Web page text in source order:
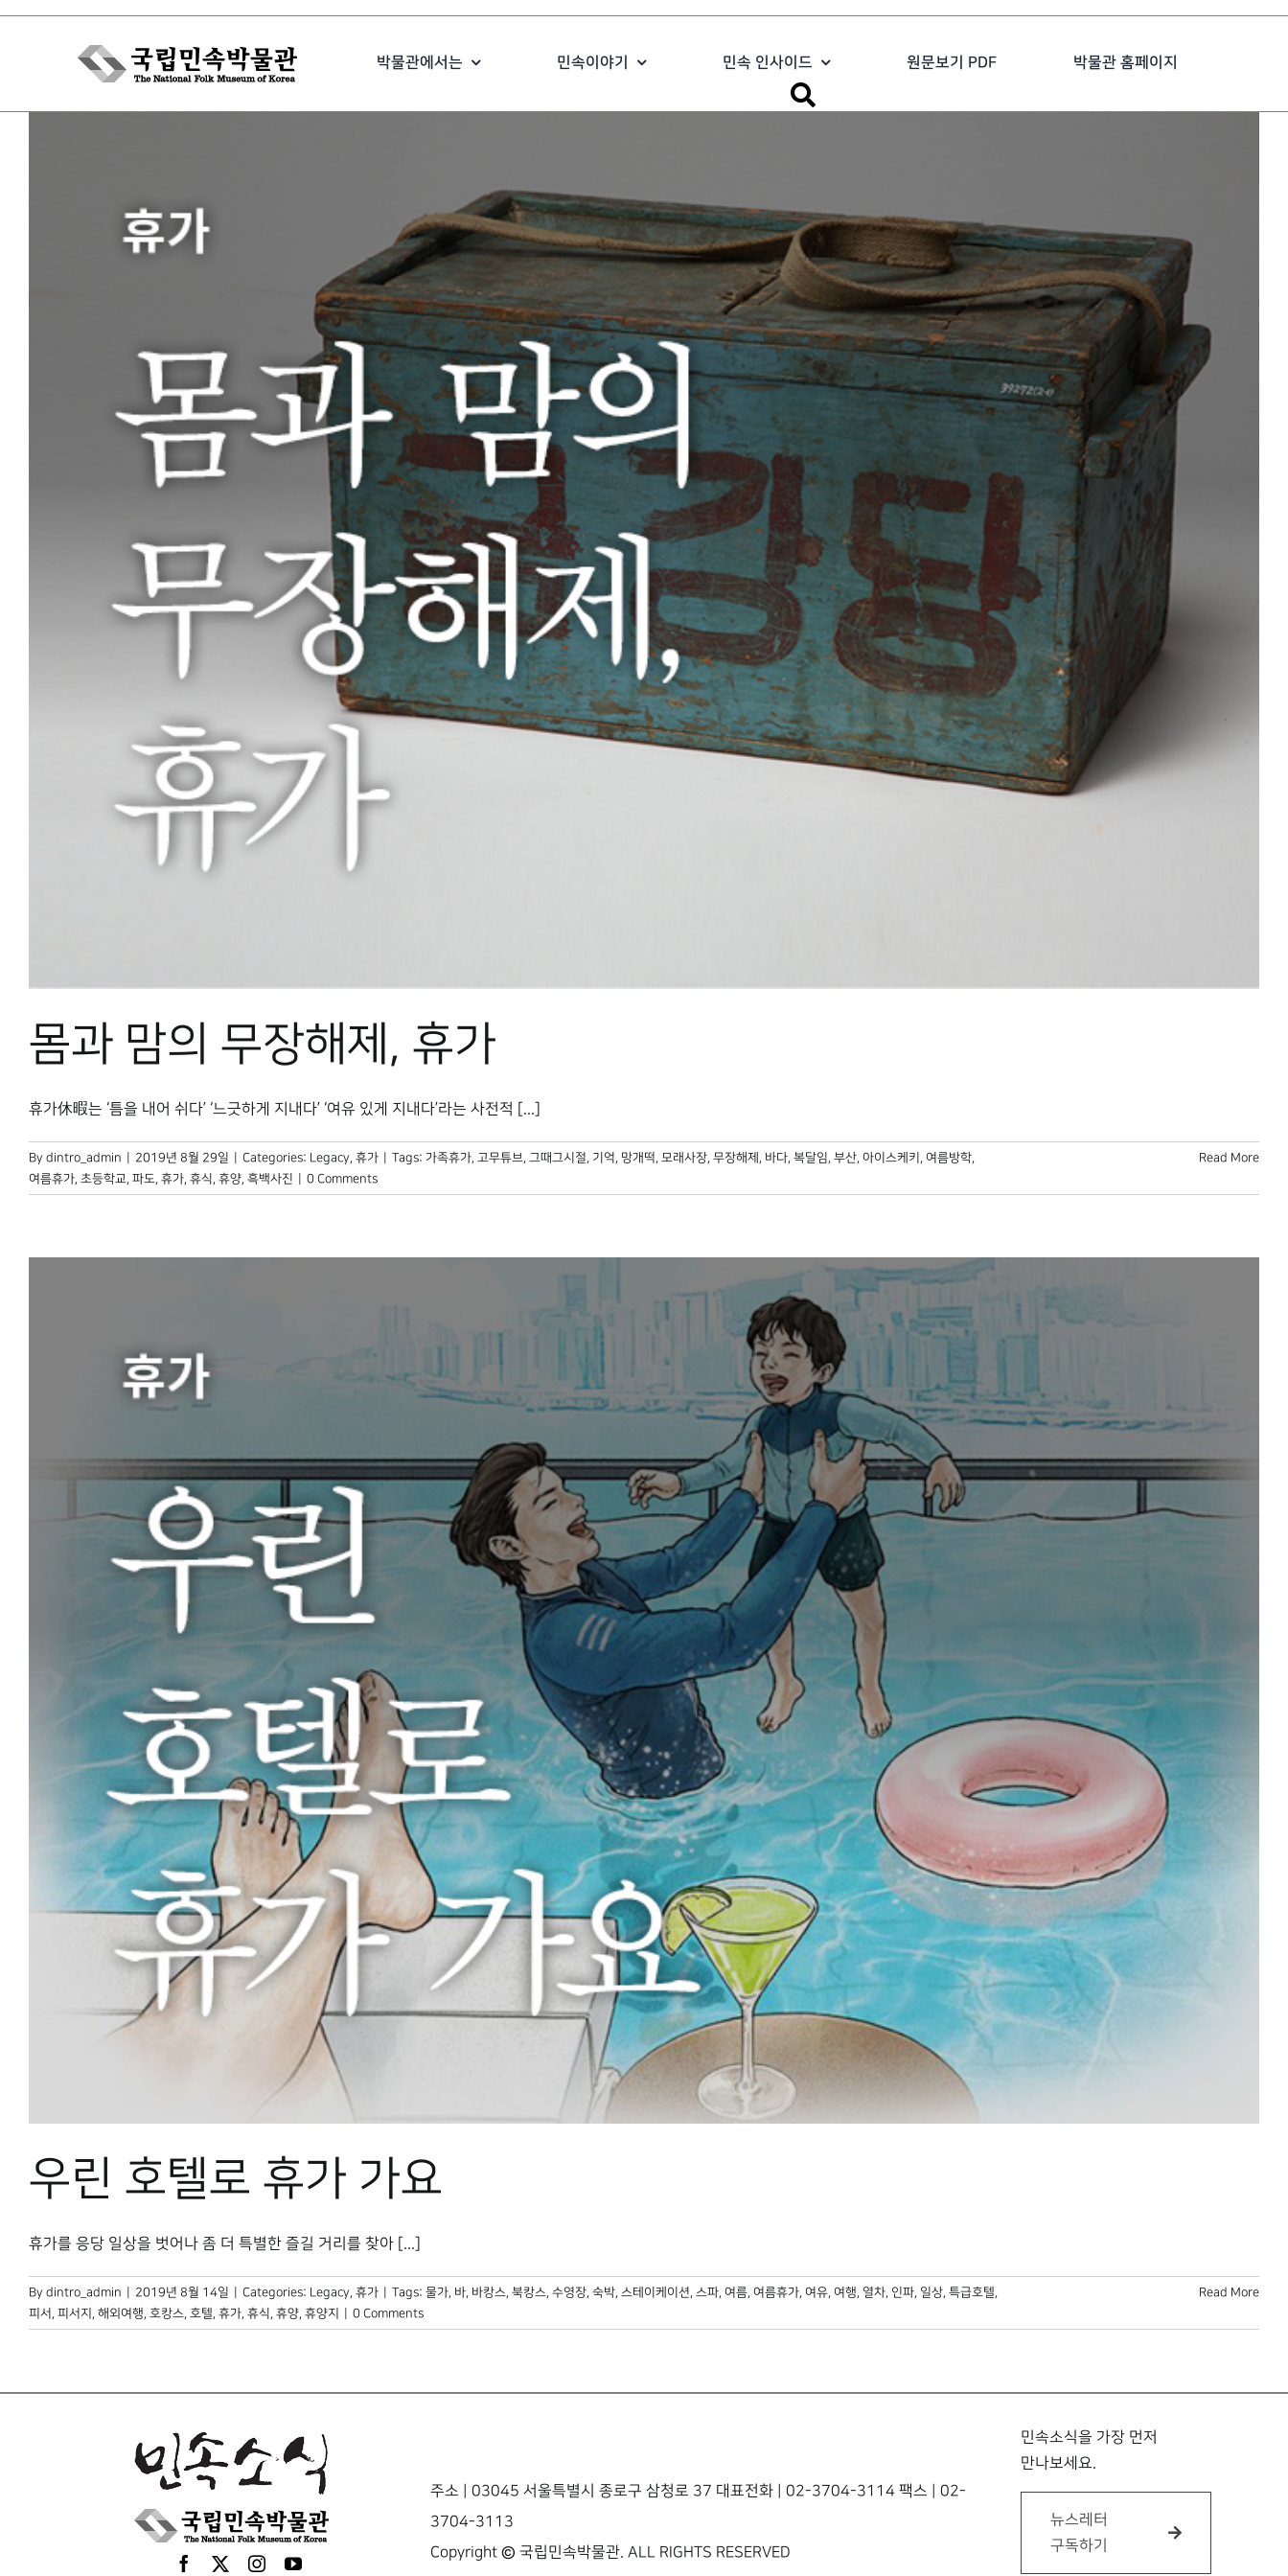
Skip
박물관에서는 민속이야기 민속 인사이드 원문보기 PDF 박물관 홈페이지
몸과 맘의 무장해제, 휴가
휴가休暇는 ‘틈을 내어 쉬다’ ‘느긋하게 지내다’ ‘여유 있게 지내다’라는 사전적 [...]
By dintro_admin 2019년 8월 29일 Categories: Legacy, 휴가 Tags: 가족휴가, 고무튜브, 그때그시절, 기억, 망개떡, 모래사장, 무장해제 , 바다, 복달임, 부산, 아이스케키 , 여름방학,
여름휴가, 초등학교, 파도, 휴가, 휴식, 휴양, 흑백사진 0 Comments
Read More
우린 호텔로 휴가 가요
휴가를 응당 일상을 벗어나 좀 더 특별한 즐길 거리를 찾아 [...]
By dintro_admin 2019년 8월 14일 Categories: Legacy, 휴가 Tags: 물가, 바, 바캉스, 북캉스, 수영장, 숙박, 스테이케이션, 스파, 여름, 여름휴가, 여유, 여행, 열차, 인파, 일상, 특급호텔,
피서 , 피서지 , 해외여행, 호캉스, 호텔, 휴가, 휴식, 휴양, 휴양지 0 Comments
Read More
주소 | 03045 서울특별시 종로구 삼청로 37 대표전화 | 02-3704-3114 팩스 | 02-
3704-3113
Copyright © 국립민속박물관. ALL RIGHTS RESERVED
민속소식을 가장 먼저
만나보세요.
뉴스레터
구독하기